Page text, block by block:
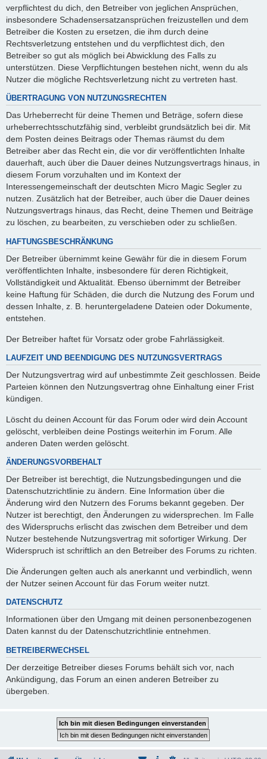
verpflichtest du dich, den Betreiber von jeglichen Ansprüchen,
insbesondere Schadensersatzansprüchen freizustellen und dem
Betreiber die Kosten zu ersetzen, die ihm durch deine
Rechtsverletzung entstehen und du verpflichtest dich, den
Betreiber so gut als möglich bei Abwicklung des Falls zu
unterstützen. Diese Verpflichtungen bestehen nicht, wenn du als
Nutzer die mögliche Rechtsverletzung nicht zu vertreten hast.
ÜBERTRAGUNG VON NUTZUNGSRECHTEN
Das Urheberrecht für deine Themen und Beträge, sofern diese
urheberrechtsschutzfähig sind, verbleibt grundsätzlich bei dir. Mit
dem Posten deines Beitrags oder Themas räumst du dem
Betreiber aber das Recht ein, die vor dir veröffentlichten Inhalte
dauerhaft, auch über die Dauer deines Nutzungsvertrags hinaus, in
diesem Forum vorzuhalten und im Kontext der
Interessengemeinschaft der deutschten Micro Magic Segler zu
nutzen. Zusätzlich hat der Betreiber, auch über die Dauer deines
Nutzungsvertrags hinaus, das Recht, deine Themen und Beiträge
zu löschen, zu bearbeiten, zu verschieben oder zu schließen.
HAFTUNGSBESCHRÄNKUNG
Der Betreiber übernimmt keine Gewähr für die in diesem Forum
veröffentlichten Inhalte, insbesondere für deren Richtigkeit,
Vollständigkeit und Aktualität. Ebenso übernimmt der Betreiber
keine Haftung für Schäden, die durch die Nutzung des Forum und
dessen Inhalte, z. B. heruntergeladene Dateien oder Dokumente,
entstehen.
Der Betreiber haftet für Vorsatz oder grobe Fahrlässigkeit.
LAUFZEIT UND BEENDIGUNG DES NUTZUNGSVERTRAGS
Der Nutzungsvertrag wird auf unbestimmte Zeit geschlossen. Beide
Parteien können den Nutzungsvertrag ohne Einhaltung einer Frist
kündigen.
Löscht du deinen Account für das Forum oder wird dein Account
gelöscht, verbleiben deine Postings weiterhin im Forum. Alle
anderen Daten werden gelöscht.
ÄNDERUNGSVORBEHALT
Der Betreiber ist berechtigt, die Nutzungsbedingungen und die
Datenschutzrichtlinie zu ändern. Eine Information über die
Änderung wird den Nutzern des Forums bekannt gegeben. Der
Nutzer ist berechtigt, den Änderungen zu widersprechen. Im Falle
des Widerspruchs erlischt das zwischen dem Betreiber und dem
Nutzer bestehende Nutzungsvertrag mit sofortiger Wirkung. Der
Widerspruch ist schriftlich an den Betreiber des Forums zu richten.
Die Änderungen gelten auch als anerkannt und verbindlich, wenn
der Nutzer seinen Account für das Forum weiter nutzt.
DATENSCHUTZ
Informationen über den Umgang mit deinen personenbezogenen
Daten kannst du der Datenschutzrichtlinie entnehmen.
BETREIBERWECHSEL
Der derzeitige Betreiber dieses Forums behält sich vor, nach
Ankündigung, das Forum an einen anderen Betreiber zu
übergeben.